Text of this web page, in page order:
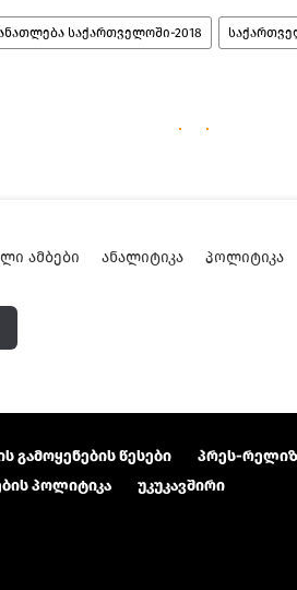
საქართველოში-2018
ᲐᲛᲑᲔᲑᲘ ᲐᲜᲐᲚᲘᲢᲘᲙᲐ ᲞᲝᲚᲘᲢᲘᲙᲐ
გამოყენების წესები პრეს-
პოლიტიკა
უკუკავშირი